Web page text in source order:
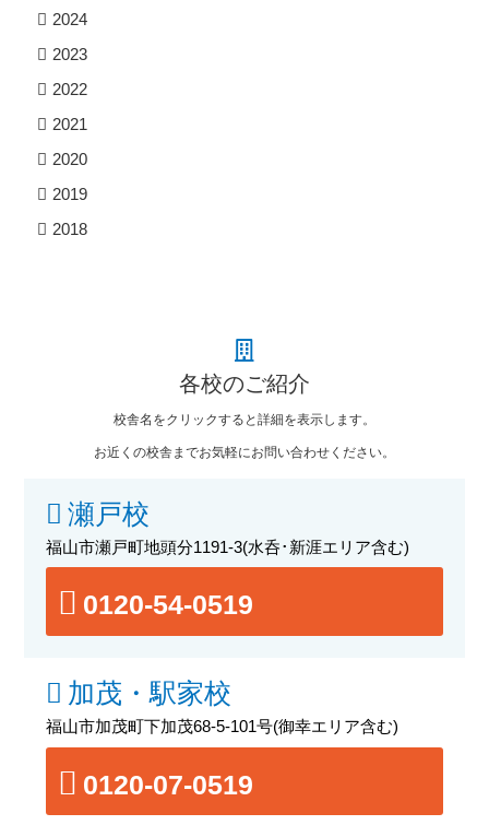
2024
2023
2022
2021
2020
2019
2018
各校のご紹介
校舎名をクリックすると詳細を表示します。
お近くの校舎までお気軽にお問い合わせください。
瀬戸校
福山市瀬戸町地頭分1191-3(水呑･新涯エリア含む)
0120-54-0519
加茂・駅家校
福山市加茂町下加茂68-5-101号(御幸エリア含む)
0120-07-0519